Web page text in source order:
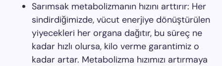
Sarımsak metabolizmanın hızını arttırır: Her
sindirdiğimizde, vücut enerjiye dönüştürülen
yiyecekleri her organa dağıtır, bu süreç ne
kadar hızlı olursa, kilo verme garantimiz o
kadar artar. Metabolizma hızımızı artırmaya